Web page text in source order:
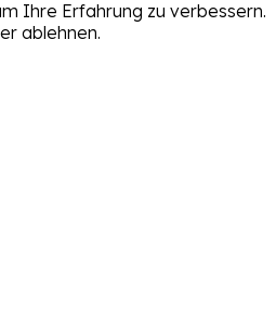
Ihre Erfahrung zu verbessern.
ablehnen.